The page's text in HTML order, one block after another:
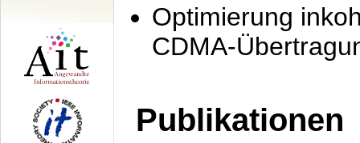
Optimierung
CDMA-
Publikationen